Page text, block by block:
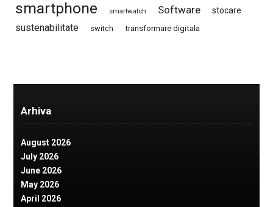
smartphone smartwatch Software stocare
sustenabilitate switch transformare digitala
Arhiva
August 2026
July 2026
June 2026
May 2026
April 2026